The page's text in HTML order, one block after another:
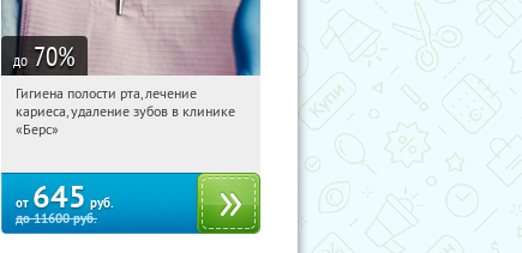
до 70%
20:28:09 Купили:
ВДНХ
Гигиена полости рта, лечение
кариеса, удаление зубов в клинике
«Берс»
от 645 руб.
до11600руб.